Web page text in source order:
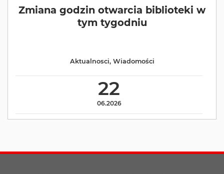
Zmiana godzin otwarcia biblioteki w
tym tygodniu
22
06.2026
Aktualnosci, Wiadomości